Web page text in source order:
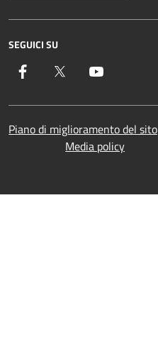
SEGUICI SU
Facebook Twitter
Piano di miglioramento del sito
Media policy